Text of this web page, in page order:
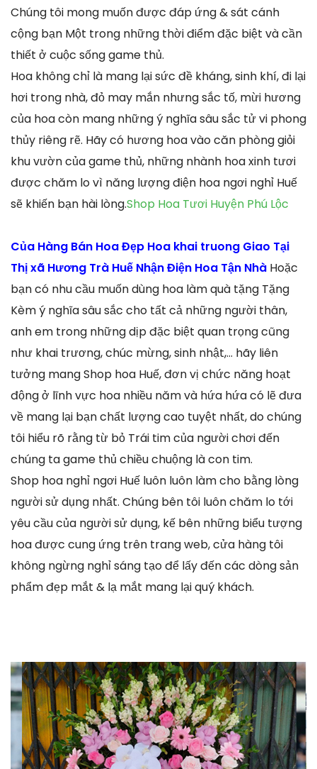
Chúng tôi mong muốn được đáp ứng & sát cánh
cộng bạn Một trong những thời điểm đặc biệt và cần
thiết ở cuộc sống game thủ.
Hoa không chỉ là mang lại sức đề kháng, sinh khí, đi lại
hơi trong nhà, đỏ may mắn nhưng sắc tố, mừi hương
của hoa còn mang những ý nghĩa sâu sắc tử vi phong
thủy riêng rẽ. Hãy có hương hoa vào căn phòng giỏi
khu vườn của game thủ, những nhành hoa xinh tươi
được chăm lo vì năng lượng điện hoa ngơi nghỉ Huế
sẽ khiến bạn hài lòng.Shop Hoa Tươi Huyện Phú Lộc
Của Hàng Bán Hoa Đẹp Hoa khai truong Giao Tại
Thị xã Hương Trà Huế Nhận Điện Hoa Tận Nhà Hoặc
bạn có nhu cầu muốn dùng hoa làm quà tặng Tặng
Kèm ý nghĩa sâu sắc cho tất cả những người thân,
anh em trong những dịp đặc biệt quan trọng cũng
như khai trương, chúc mừng, sinh nhật,… hãy liên
tưởng mang Shop hoa Huế, đơn vị chức năng hoạt
động ở lĩnh vực hoa nhiều năm và hứa hứa có lẽ đưa
về mang lại bạn chất lượng cao tuyệt nhất, do chúng
tôi hiểu rõ rằng từ bỏ Trái tim của người chơi đến
chúng ta game thủ chiều chuộng là con tim.
Shop hoa nghỉ ngơi Huế luôn luôn làm cho bằng lòng
người sử dụng nhất. Chúng bên tôi luôn chăm lo tới
yêu cầu của người sử dụng, kế bên những biểu tượng
hoa được cung ứng trên trang web, cửa hàng tôi
không ngừng nghỉ sáng tạo để lấy đến các dòng sản
phẩm đẹp mắt & lạ mắt mang lại quý khách.